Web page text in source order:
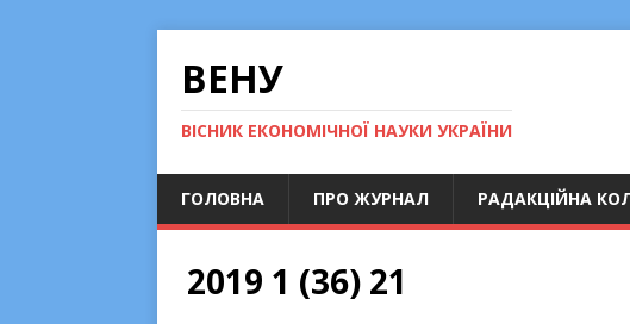
ВЕНУ
ВІСНИК ЕКОНОМІЧНОЇ НАУКИ УКРАЇНИ
ГОЛОВНА ПРО ЖУРНАЛ РАДАКЦІЙНА
2019 1 (36) 21